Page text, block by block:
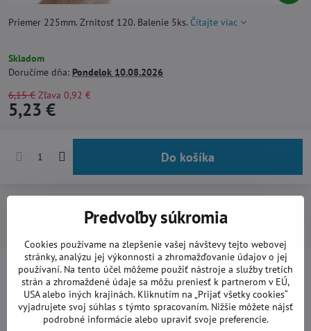
Priemer 225mm. Zrnitosť 120. Balenie 5ks. Čítajte viac
Skladom
Doručíme dňa: Pondelok 10.08.2026
6,15 € Zľava 0,92 €
5,23 €
Do košíka
Popis
Popis brúsnej mriežky na sadrokartón
Brúsne mriežkysú vhodné na brúsenie tmelených vrstiev škár
Predvoľby súkromia
Cookies používame na zlepšenie vašej návštevy tejto webovej
stránky, analýzu jej výkonnosti a zhromažďovanie údajov o jej
používaní. Na tento účel môžeme použiť nástroje a služby tretích
strán a zhromaždené údaje sa môžu preniesť k partnerom v EÚ,
USA alebo iných krajinách. Kliknutím na „Prijať všetky cookies“
vyjadrujete svoj súhlas s týmto spracovaním. Nižšie môžete nájsť
podrobné informácie alebo upraviť svoje preferencie.